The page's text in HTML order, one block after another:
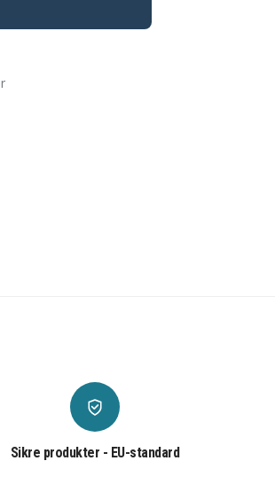
Sikre produkter - EU-standard